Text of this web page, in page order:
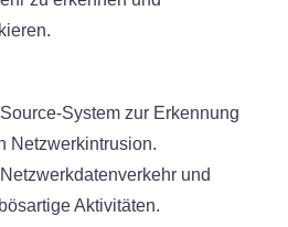
System zur Erkennung
Netzwerkintrusion.
und
Aktivitäten.